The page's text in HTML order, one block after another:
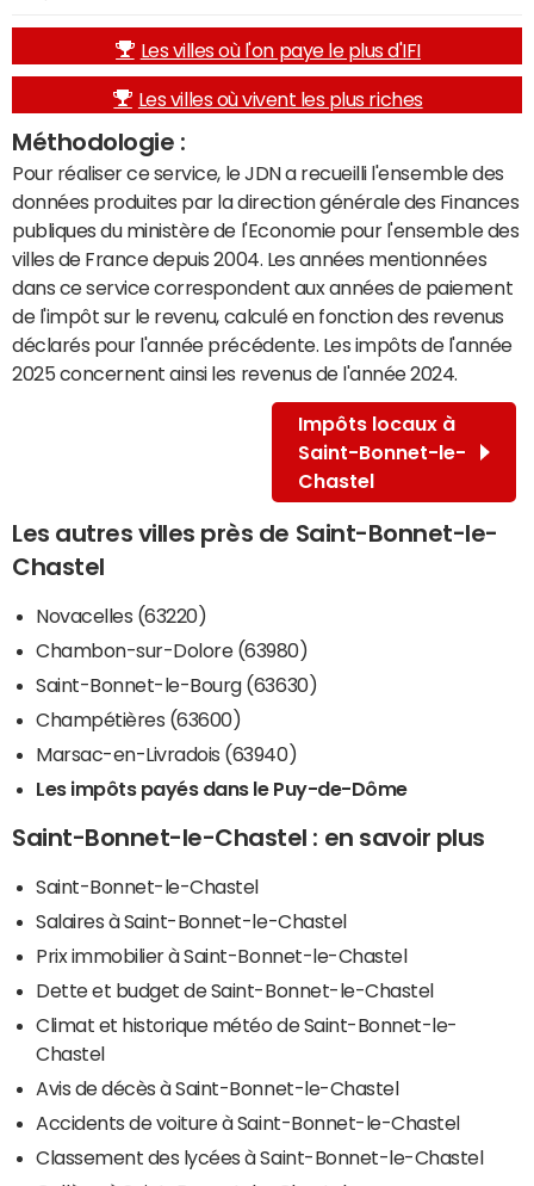
Les villes où l'on paye le plus d'IFI
Les villes où vivent les plus riches
Méthodologie :
Pour réaliser ce service, le JDN a recueilli l'ensemble des
données produites par la direction générale des Finances
publiques du ministère de l'Economie pour l'ensemble des
villes de France depuis 2004. Les années mentionnées
dans ce service correspondent aux années de paiement
de l'impôt sur le revenu, calculé en fonction des revenus
déclarés pour l'année précédente. Les impôts de l'année
2025 concernent ainsi les revenus de l'année 2024.
Impôts locaux à
Saint-Bonnet-le-
Chastel
Les autres villes près de Saint-Bonnet-le-
Chastel
Novacelles (63220)
Chambon-sur-Dolore (63980)
Saint-Bonnet-le-Bourg (63630)
Champétières (63600)
Marsac-en-Livradois (63940)
Les impôts payés dans le Puy-de-Dôme
Saint-Bonnet-le-Chastel : en savoir plus
Saint-Bonnet-le-Chastel
Salaires à Saint-Bonnet-le-Chastel
Prix immobilier à Saint-Bonnet-le-Chastel
Dette et budget de Saint-Bonnet-le-Chastel
Climat et historique météo de Saint-Bonnet-le-
Chastel
Avis de décès à Saint-Bonnet-le-Chastel
Accidents de voiture à Saint-Bonnet-le-Chastel
Classement des lycées à Saint-Bonnet-le-Chastel